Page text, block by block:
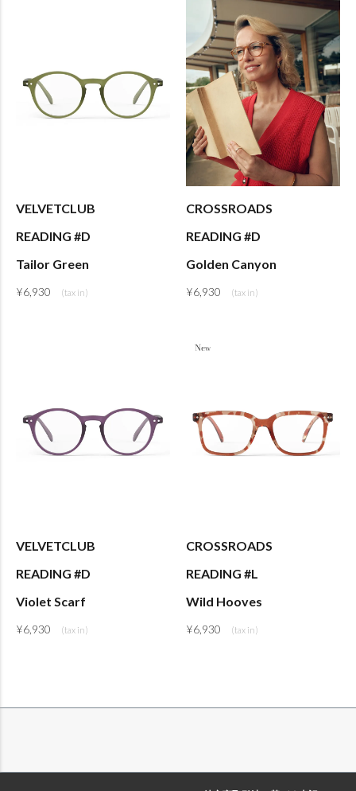
VELVETCLUB
READING #D
Tailor Green
¥6,930
CROSSROADS
READING #D
Golden Canyon
¥6,930
VELVETCLUB
READING #D
Violet Scarf
¥6,930
CROSSROADS
READING #L
Wild Hooves
¥6,930